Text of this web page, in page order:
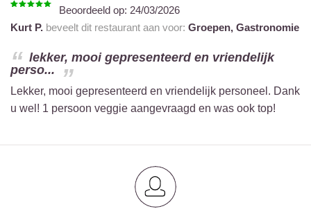
Beoordeeld op: 24/03/2026
Kurt P. beveelt dit restaurant aan voor: Groepen, Gastronomie
lekker, mooi gepresenteerd en vriendelijk
perso...
Lekker, mooi gepresenteerd en vriendelijk personeel. Dank
u wel! 1 persoon veggie aangevraagd en was ook top!